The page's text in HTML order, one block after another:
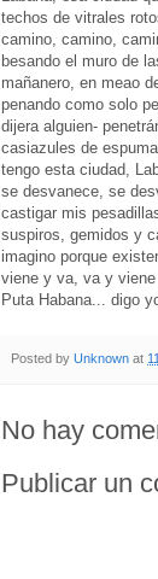
techos de vitrales
camino, camino,
besando el muro de
mañanero, en meao
penando como solo
dijera alguien-
casiazules de
tengo esta ciudad,
se desvanece, se
castigar mis
suspiros, gemidos y
imagino porque
viene y va, va y
Puta Habana... digo
Posted by Unknown at
No hay
Publicar un